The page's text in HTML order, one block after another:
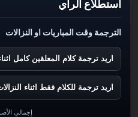
استطلاع الرأي
الترجمة وقت المباريات او النزالات
اريد ترجمة كلام المعلقين كامل
اريد ترجمة للكلام فقط اثناء
إجمالي